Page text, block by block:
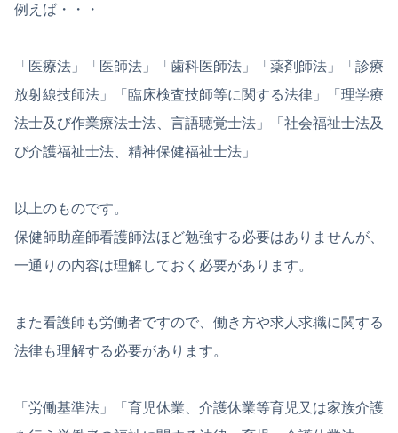
例えば・・・
「医療法」「医師法」「歯科医師法」「薬剤師法」「診療
放射線技師法」「臨床検査技師等に関する法律」「理学療
法士及び作業療法士法、言語聴覚士法」「社会福祉士法及
び介護福祉士法、精神保健福祉士法」
以上のものです。
保健師助産師看護師法ほど勉強する必要はありませんが、
一通りの内容は理解しておく必要があります。
また看護師も労働者ですので、働き方や求人求職に関する
法律も理解する必要があります。
「労働基準法」「育児休業、介護休業等育児又は家族介護